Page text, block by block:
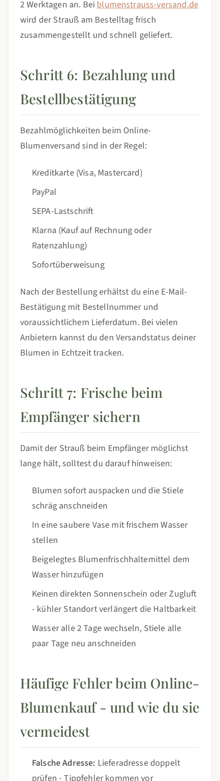
2 Werktagen an. Beiblumenstrauss-versand.de
wird der Strauß am Bestelltag frisch
zusammengestellt und schnell geliefert.
Schritt 6: Bezahlung und
Bestellbestätigung
Bezahlmöglichkeiten beim Online-
Blumenversand sind in der Regel:
Kreditkarte (Visa, Mastercard)
PayPal
SEPA-Lastschrift
Klarna (Kauf auf Rechnung oder
Ratenzahlung)
Sofortüberweisung
Nach der Bestellung erhältst du eine E-Mail-
Bestätigung mit Bestellnummer und
voraussichtlichem Lieferdatum. Bei vielen
Anbietern kannst du den Versandstatus deiner
Blumen in Echtzeit tracken.
Schritt 7: Frische beim
Empfänger sichern
Damit der Strauß beim Empfänger möglichst
lange hält, solltest du darauf hinweisen:
Blumen sofort auspacken und die Stiele
schräg anschneiden
In eine saubere Vase mit frischem Wasser
stellen
Beigelegtes Blumenfrischhaltemittel dem
Wasser hinzufügen
Keinen direkten Sonnenschein oder Zugluft
- kühler Standort verlängert die Haltbarkeit
Wasser alle 2 Tage wechseln, Stiele alle
paar Tage neu anschneiden
Häufige Fehler beim Online-
Blumenkauf - und wie du sie
vermeidest
Falsche Adresse: Lieferadresse doppelt
prüfen - Tippfehler kommen vor